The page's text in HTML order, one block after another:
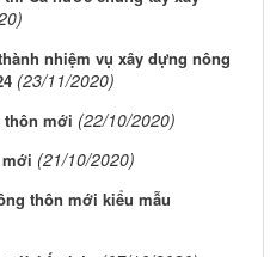
nhiệm vụ xây dựng nông
(23/11/2020)
thôn mới (22/10/2020)
(21/10/2020)
thôn mới kiểu mẫu